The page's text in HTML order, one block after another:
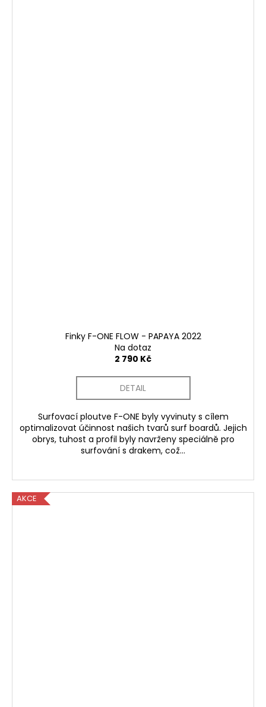
Finky F-ONE FLOW - PAPAYA 2022
Na dotaz
2 790 Kč
DETAIL
Surfovací ploutve F-ONE byly vyvinuty s cílem
optimalizovat účinnost našich tvarů surf boardů. Jejich
obrys, tuhost a profil byly navrženy speciálně pro
surfování s drakem, což...
AKCE